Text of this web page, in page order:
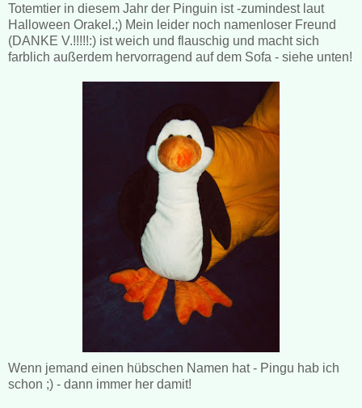
Totemtier in diesem Jahr der Pinguin ist -zumindest laut
Halloween Orakel.;) Mein leider noch namenloser Freund
(DANKE V.!!!!!:) ist weich und flauschig und macht sich
farblich außerdem hervorragend auf dem Sofa - siehe unten!
Wenn jemand einen hübschen Namen hat - Pingu hab ich
schon ;) - dann immer her damit!